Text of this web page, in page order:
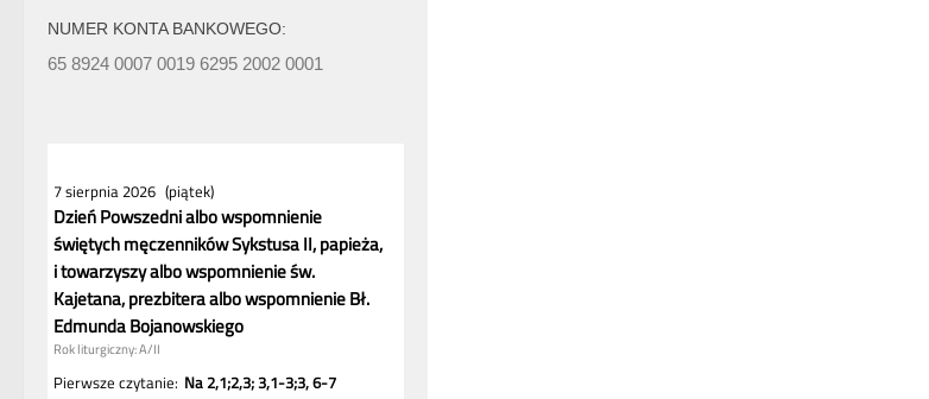
NUMER KONTA BANKOWEGO:
65 8924 0007 0019 6295 2002 0001